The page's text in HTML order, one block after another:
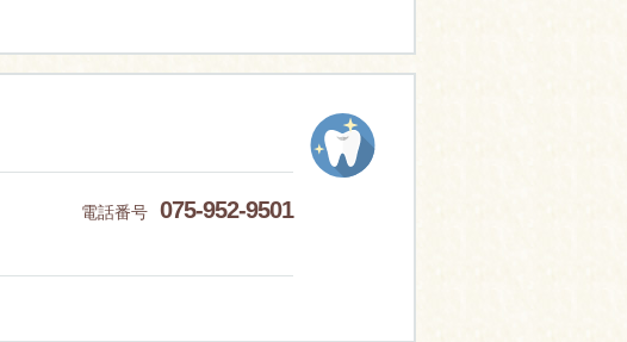
電話番号 075-952-9501